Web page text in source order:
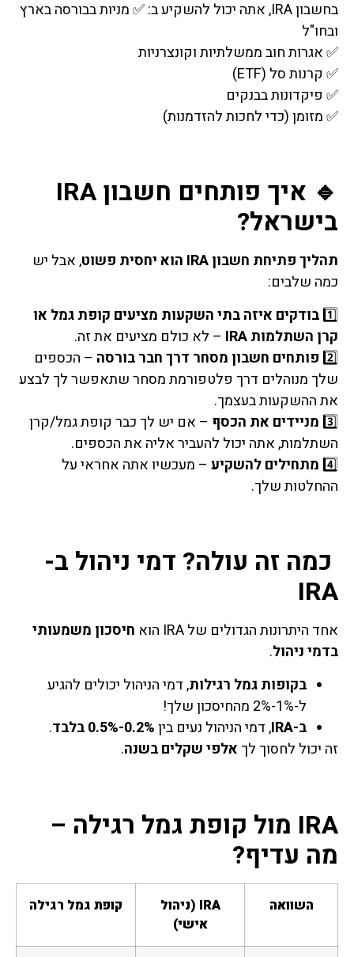
בחשבון IRA, אתה יכול להשקיע ב: ✅ מניות בבורסה בארץ
ובחו"ל
✅ אגרות חוב ממשלתיות וקונצרניות
✅ קרנות סל (ETF)
✅ פיקדונות בבנקים
✅ מזומן (כדי לחכות להזדמנות)
🔹 איך פותחים חשבון IRA
בישראל?
תהליך פתיחת חשבון IRA הוא יחסית פשוט
, אבל יש
כמה שלבים:
1️⃣בודקים איזה בתי השקעות מציעים קופת גמל או
קרן השתלמות IRA
– לא כולם מציעים את זה.
2️⃣ פותחים חשבון מסחר דרך חבר בורסה – הכספים
שלך מנוהלים דרך פלטפורמת מסחר שתאפשר לך לבצע
את ההשקעות בעצמך.
3️⃣ מניידים את הכסף – אם יש לך כבר קופת גמל/קרן
השתלמות, אתה יכול להעביר אליה את הכספים.
4️⃣ מתחילים להשקיע – מעכשיו אתה אחראי על
ההחלטות שלך.
כמה זה עולה? דמי ניהול ב-
IRA
אחד היתרונות הגדולים של IRA הוא
חיסכון משמעותי
בדמי ניהול.
בקופות גמל רגילות, דמי הניהול יכולים להגיע
ל-1%-2% מהחיסכון שלך!
ב-IRA
, דמי הניהול נעים בין0.2%-0.5% בלבד
.
זה יכול לחסוך לךאלפי שקלים בשנה.
IRA מול קופת גמל רגילה –
מה עדיף?
השוואה
IRA (ניהול
אישי)
קופת גמל רגילה